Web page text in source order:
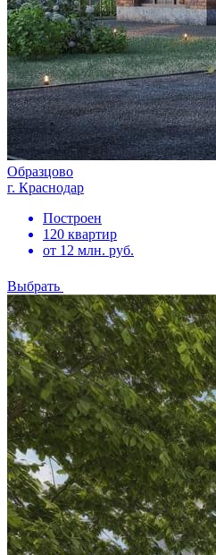
Образцово
г. Краснодар
Построен
120 квартир
от 12 млн. руб.
Выбрать